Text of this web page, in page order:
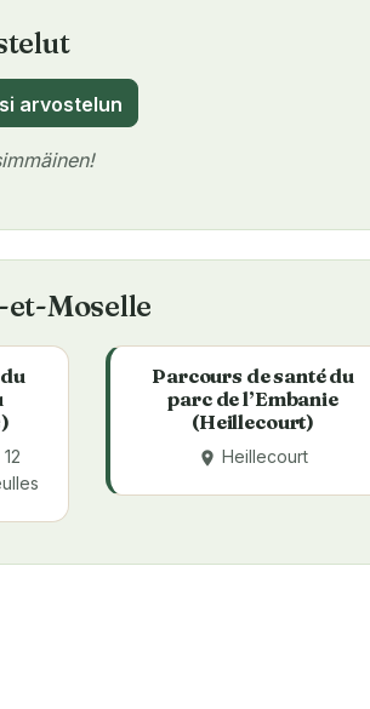
arvostelun
Moselle
Parcours de santé du
parc de l’Embanie
(Heillecourt)
place Heillecourt